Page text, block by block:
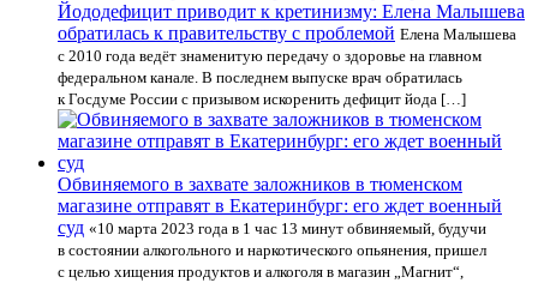
Йододефицит приводит к кретинизму: Елена Малышева
обратилась к правительству с проблемой Елена Малышева
с 2010 года ведёт знаменитую передачу о здоровье на главном
федеральном канале. В последнем выпуске врач обратилась
к Госдуме России с призывом искоренить дефицит йода […]
Обвиняемого в захвате заложников в тюменском
магазине отправят в Екатеринбург: его ждет военный
суд «10 марта 2023 года в 1 час 13 минут обвиняемый, будучи
в состоянии алкогольного и наркотического опьянения, пришел
с целью хищения продуктов и алкоголя в магазин „Магнит“,